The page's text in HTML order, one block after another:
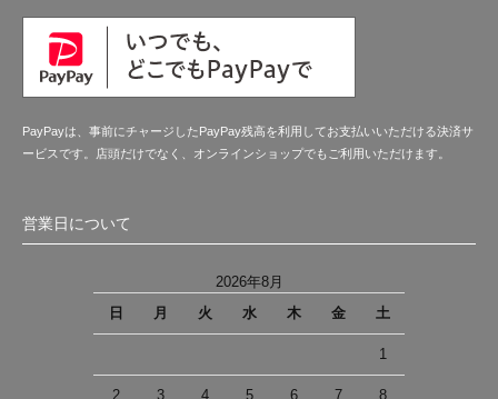
PayPayは、事前にチャージしたPayPay残高を利用してお支払いいただける決済サ
ービスです。店頭だけでなく、オンラインショップでもご利用いただけます。
営業日について
2026年8月
日
月 火 水 木 金 土
1
2 3 4 5 6 7 8